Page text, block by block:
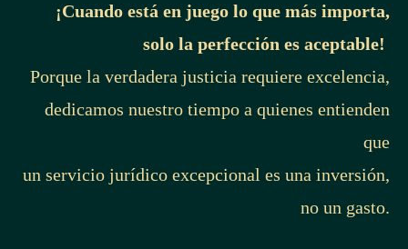
¡Cuando está en juego lo que más importa,
solo la perfección es aceptable!
Porque la verdadera justicia requiere excelencia,
dedicamos nuestro tiempo a quienes entienden
que
un servicio jurídico excepcional es una inversión,
no un gasto.